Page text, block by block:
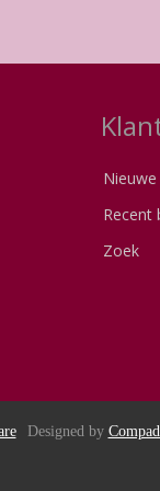
Recent
Zoek
Designed by